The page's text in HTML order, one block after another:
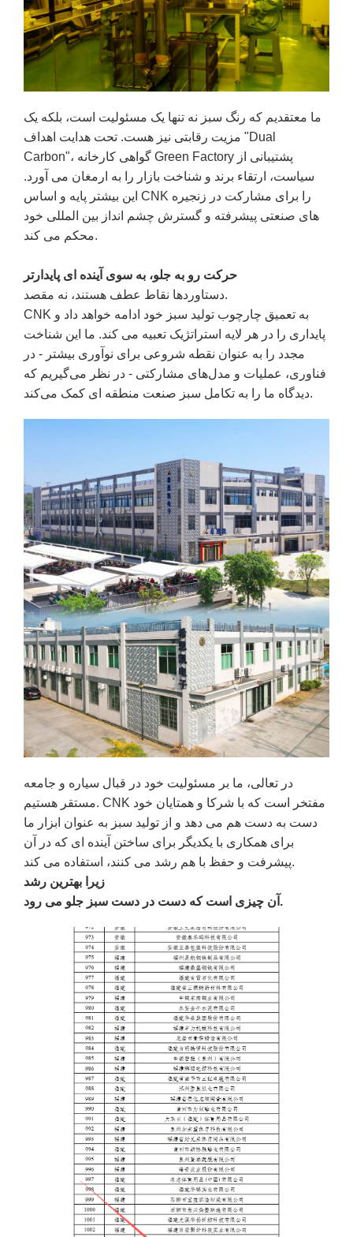
ما معتقدیم که رنگ سبز نه تنها یک مسئولیت است، بلکه یک
مزیت رقابتی نیز هست. تحت هدایت اهداف "Dual
Carbon"، گواهی کارخانه Green Factory پشتیبانی از
سیاست، ارتقاء برند و شناخت بازار را به ارمغان می آورد.
این بیشتر پایه و اساس CNK را برای مشارکت در زنجیره
های صنعتی پیشرفته و گسترش چشم انداز بین المللی خود
محکم می کند.
حرکت رو به جلو، به سوی آینده ای پایدارتر
دستاوردها نقاط عطف هستند، نه مقصد.
CNK به تعمیق چارچوب تولید سبز خود ادامه خواهد داد و
پایداری را در هر لایه استراتژیک تعبیه می کند. ما این شناخت
مجدد را به عنوان نقطه شروعی برای نوآوری بیشتر - در
فناوری، عملیات و مدل‌های مشارکتی - در نظر می‌گیریم که
دیدگاه ما را به تکامل سبز صنعت منطقه ای کمک می‌کند.
در تعالی، ما بر مسئولیت خود در قبال سیاره و جامعه
مستقر هستیم. CNK مفتخر است که با شرکا و همتایان خود
دست به دست هم می دهد و از تولید سبز به عنوان ابزار ما
برای همکاری با یکدیگر برای ساختن آینده ای که در آن
پیشرفت و حفظ با هم رشد می کنند، استفاده می کند.
زیرا بهترین رشد
آن چیزی است که دست در دست سبز جلو می رود.